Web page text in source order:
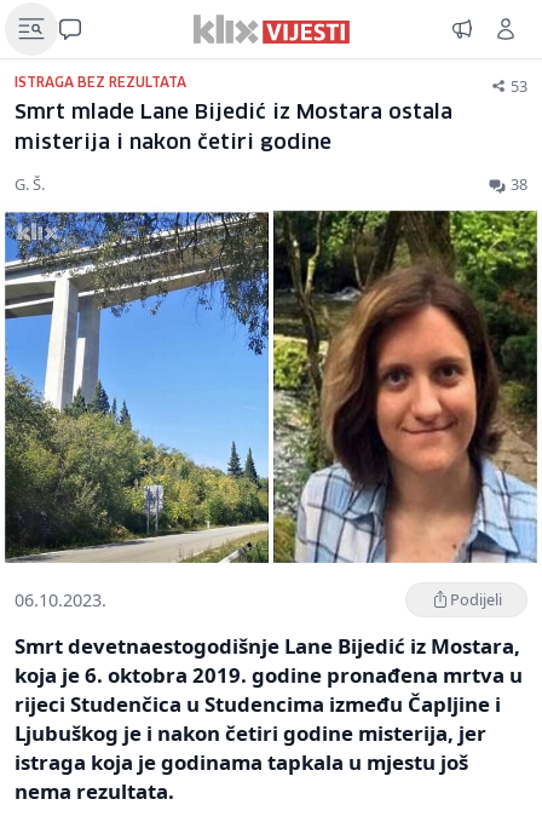
ISTRAGA BEZ REZULTATA 53
Smrt mlade Lane Bijedić iz Mostara ostala
misterija i nakon četiri godine
G. Š. 38
06.10.2023. Podijeli
Smrt devetnaestogodišnje Lane Bijedić iz Mostara,
koja je 6. oktobra 2019. godine pronađena mrtva u
rijeci Studenčica u Studencima između Čapljine i
Ljubuškog je i nakon četiri godine misterija, jer
istraga koja je godinama tapkala u mjestu još
nema rezultata.